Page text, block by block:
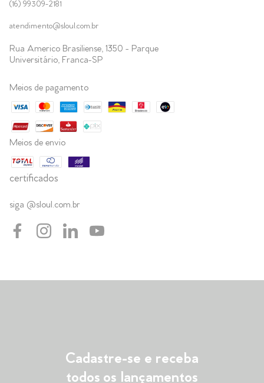
(16) 99309-2181
atendimento@sloul.com.br
Rua Americo Brasiliense, 1350 - Parque
Universitário, Franca-SP
Meios de pagamento
Meios de envio
certificados
siga @sloul.com.br
Cadastre-se e receba
todos os lançamentos